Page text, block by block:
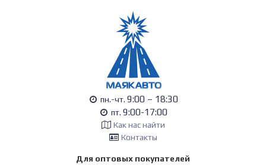
пн.-чт. 9:00 – 18:30
пт. 9:00-17:00
Как нас найти
Контакты
Для оптовых покупателей